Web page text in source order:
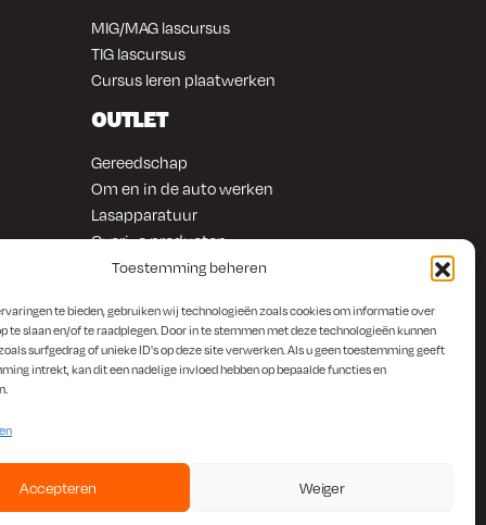
Toestemming beheren
te bieden, gebruiken wij technologieën zoals cookies om informatie over
te slaan en/of te raadplegen. Door in te stemmen met deze technologieën kunnen
surfgedrag of unieke ID's op deze site verwerken. Als u geen toestemming geeft
intrekt, kan dit een nadelige invloed hebben op bepaalde functies en
Accepteren Weiger
MIG/MAG lascursus
TIG lascursus
Cursus leren plaatwerken
OUTLET
Gereedschap
Om en in de auto werken
Lasapparatuur
Overige producten